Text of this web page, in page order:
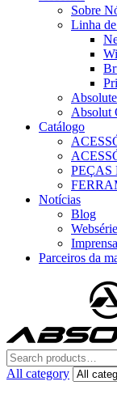
Sobre
Linha
Absolut
Catálogo
PEÇAS
Notícias
Blog
Imprensa
Parceiros da
Search
for:
All category